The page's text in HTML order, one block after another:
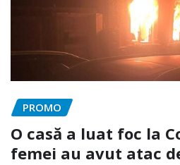
PROMO
O casă a luat foc la
femei au avut atac